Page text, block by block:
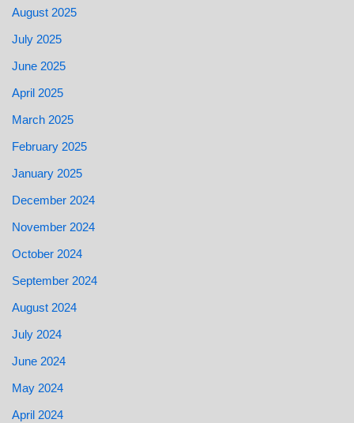
August 2025
July 2025
June 2025
April 2025
March 2025
February 2025
January 2025
December 2024
November 2024
October 2024
September 2024
August 2024
July 2024
June 2024
May 2024
April 2024